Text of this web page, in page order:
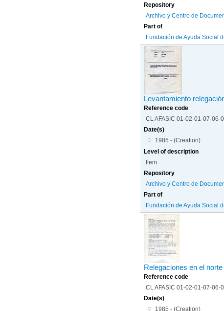
Repository
Archivo y Centro de
Part of
Fundación de Ayuda Social
Levantamiento
Reference code
CL AFASIC 01-02-01-07-06-
Date(s)
1985 - (Creation)
Level of description
Item
Repository
Archivo y Centro de
Part of
Fundación de Ayuda Social
Relegaciones en el norte
Reference code
CL AFASIC 01-02-01-07-06-
Date(s)
1985 - (Creation)